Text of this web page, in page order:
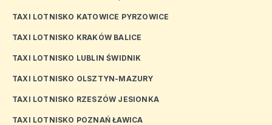
TAXI LOTNISKO KATOWICE PYRZOWICE
TAXI LOTNISKO KRAKÓW BALICE
TAXI LOTNISKO LUBLIN ŚWIDNIK
TAXI LOTNISKO OLSZTYN-MAZURY
TAXI LOTNISKO RZESZÓW JESIONKA
TAXI LOTNISKO POZNAŃ ŁAWICA